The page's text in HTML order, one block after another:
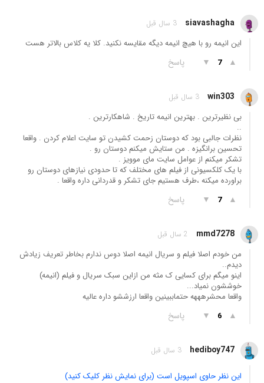
siavashagha 3 سال قبل
این انیمه رو با هیچ انیمه دیگه مقایسه نکنید. کلا یه کلاس بالاتر هست
▲
7
▼ پاسخ
win303 3 سال قبل
بی نظیرترین . بهترین انیمه تاریخ . شاهکارترین .
..
نظرات جالبی بود که دوستان زحمت کشیدن تو سایت اعلام کردن . واقعا
تحسین برانگیزه . من ستایش میکنم دوستان رو .
تشکر میکنم از عوامل سایت مای موویز .
با یک کلکسیونی از فیلم های مختلف که تا حدودی نیازهای دوستان رو
براورده میکنه ،طرف هستیم جای تشکر و قدردانی داره واقعا .
▲
7
▼ پاسخ
mmd7278 2 سال قبل
من خودم اصلا فیلم و سریال انیمه اصلا دوس ندارم بخاطر تعریف زیادش
دیدم..
اینو میگم برای کسایی ک مثه من ازاین سبک سریال و فیلم (انیمه)
خوششون نمیاد...
واقعا محشرهههه حتماببینین واقعا ارزششو داره عالیه
▲
6
▼ پاسخ
hediboy747 3 سال قبل
این نظر حاوی اسپویل است (برای نمایش نظر کلیک کنید)